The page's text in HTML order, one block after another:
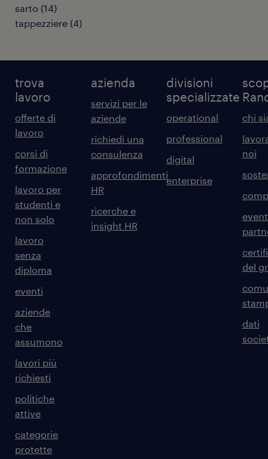
sarto (14)
tappezziere (4)
trova
lavoro
offerte di
lavoro
corsi di
formazione
lavoro per
studenti e
non solo
lavoro
senza
diploma
eventi
aziende
che
assumono
lavori più
richiesti
politiche
attive
categorie
protette
azienda
servizi per le
aziende
richiedi una
consulenza
approfondimenti
HR
ricerche e
insight HR
divisioni
specializzate
operational
professional
digital
enterprise
chi
noi
del
dati